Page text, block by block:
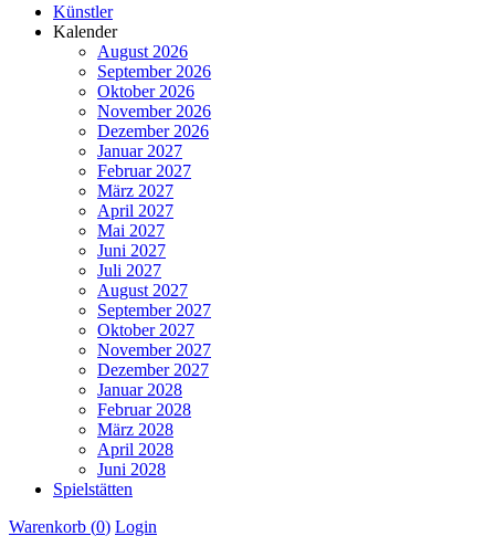
Künstler
Kalender
August 2026
September 2026
Oktober 2026
November 2026
Dezember 2026
Januar 2027
Februar 2027
März 2027
April 2027
Mai 2027
Juni 2027
Juli 2027
August 2027
September 2027
Oktober 2027
November 2027
Dezember 2027
Januar 2028
Februar 2028
März 2028
April 2028
Juni 2028
Spielstätten
Warenkorb (0) Login